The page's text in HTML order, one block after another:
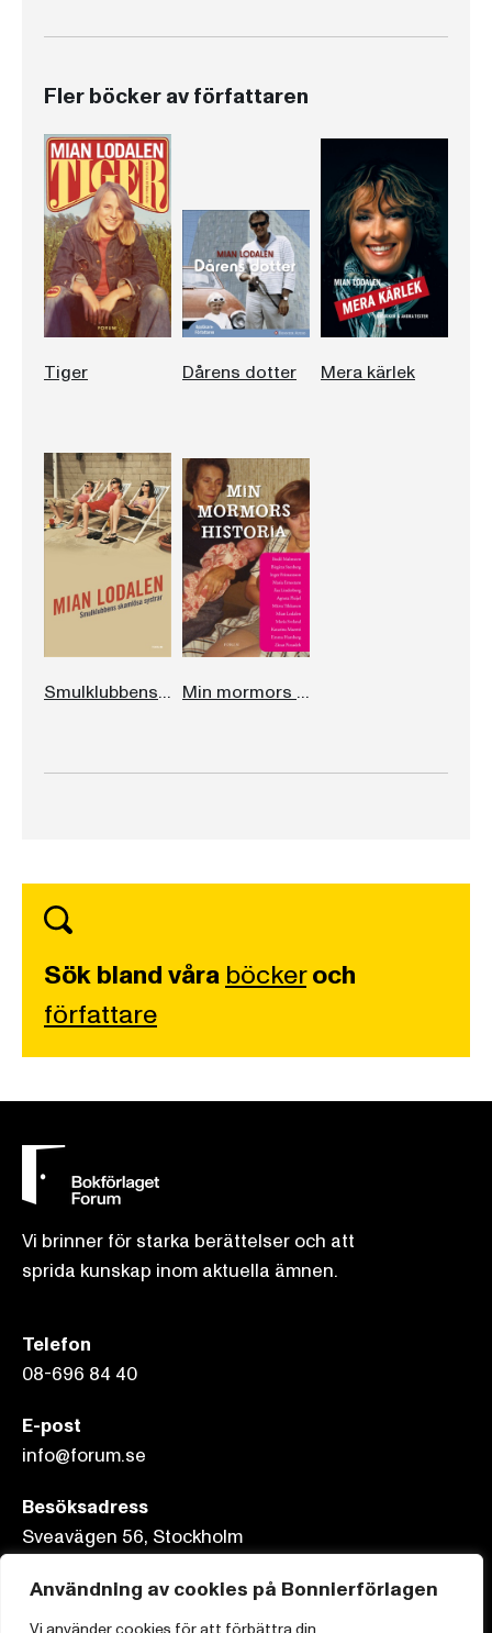
Användning av cookies på Bonnierförlagen
Fler böcker av författaren
Tiger Dårens dotter Mera kärlek
Smulklubbens skamlösa systrar Min mormors historia
Sök bland våra böckeroch
författare
Vi brinner för starka berättelser och att
sprida kunskap inom aktuella ämnen.
Telefon
08-696 84 40
E-post
info@forum.se
Besöksadress
Sveavägen 56, Stockholm
Postadress
Box 3159, 103 63 Stockholm